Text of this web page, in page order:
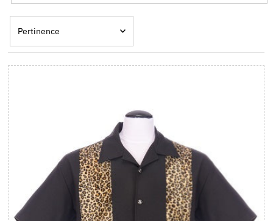
En vedette
Alphabétique, de Z à A
Prix: faible à élevé
Prix: élevé à faible
Date, de la plus
ancienne à la plus
récente